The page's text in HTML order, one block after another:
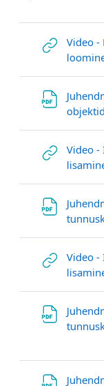
Video
Video -
Video -